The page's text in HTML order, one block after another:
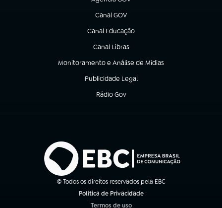
(abre em nova aba)
Canal GOV
(abre em nova aba)
Canal Educação
(abre em nova aba)
Canal Libras
(abre em nova aba)
Monitoramento e Análise de Mídias
(abre em nova aba)
Publicidade Legal
(abre em nova aba)
Rádio Gov
(abre em nova aba)
© Todos os direitos reservados pela EBC
Política de Privacidade
Termos de uso